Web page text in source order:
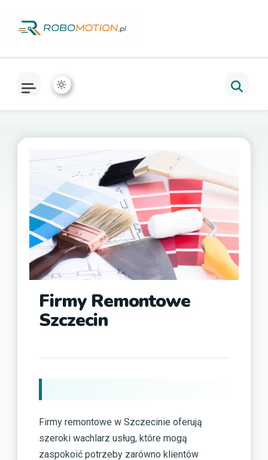
Firmy Remontowe
Szczecin
Firmy remontowe w Szczecinie oferują
szeroki wachlarz usług, które mogą
zaspokoić potrzeby zarówno klientów